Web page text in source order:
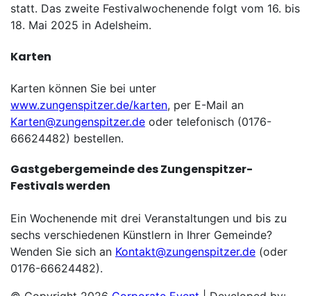
statt. Das zweite Festivalwochenende folgt vom 16. bis
18. Mai 2025 in Adelsheim.
Karten
Karten können Sie bei unter
www.zungenspitzer.de/karten, per E-Mail an
Karten@zungenspitzer.de oder telefonisch (0176-
66624482) bestellen.
Gastgebergemeinde des Zungenspitzer-
Festivals werden
Ein Wochenende mit drei Veranstaltungen und bis zu
sechs verschiedenen Künstlern in Ihrer Gemeinde?
Wenden Sie sich an Kontakt@zungenspitzer.de (oder
0176-66624482).